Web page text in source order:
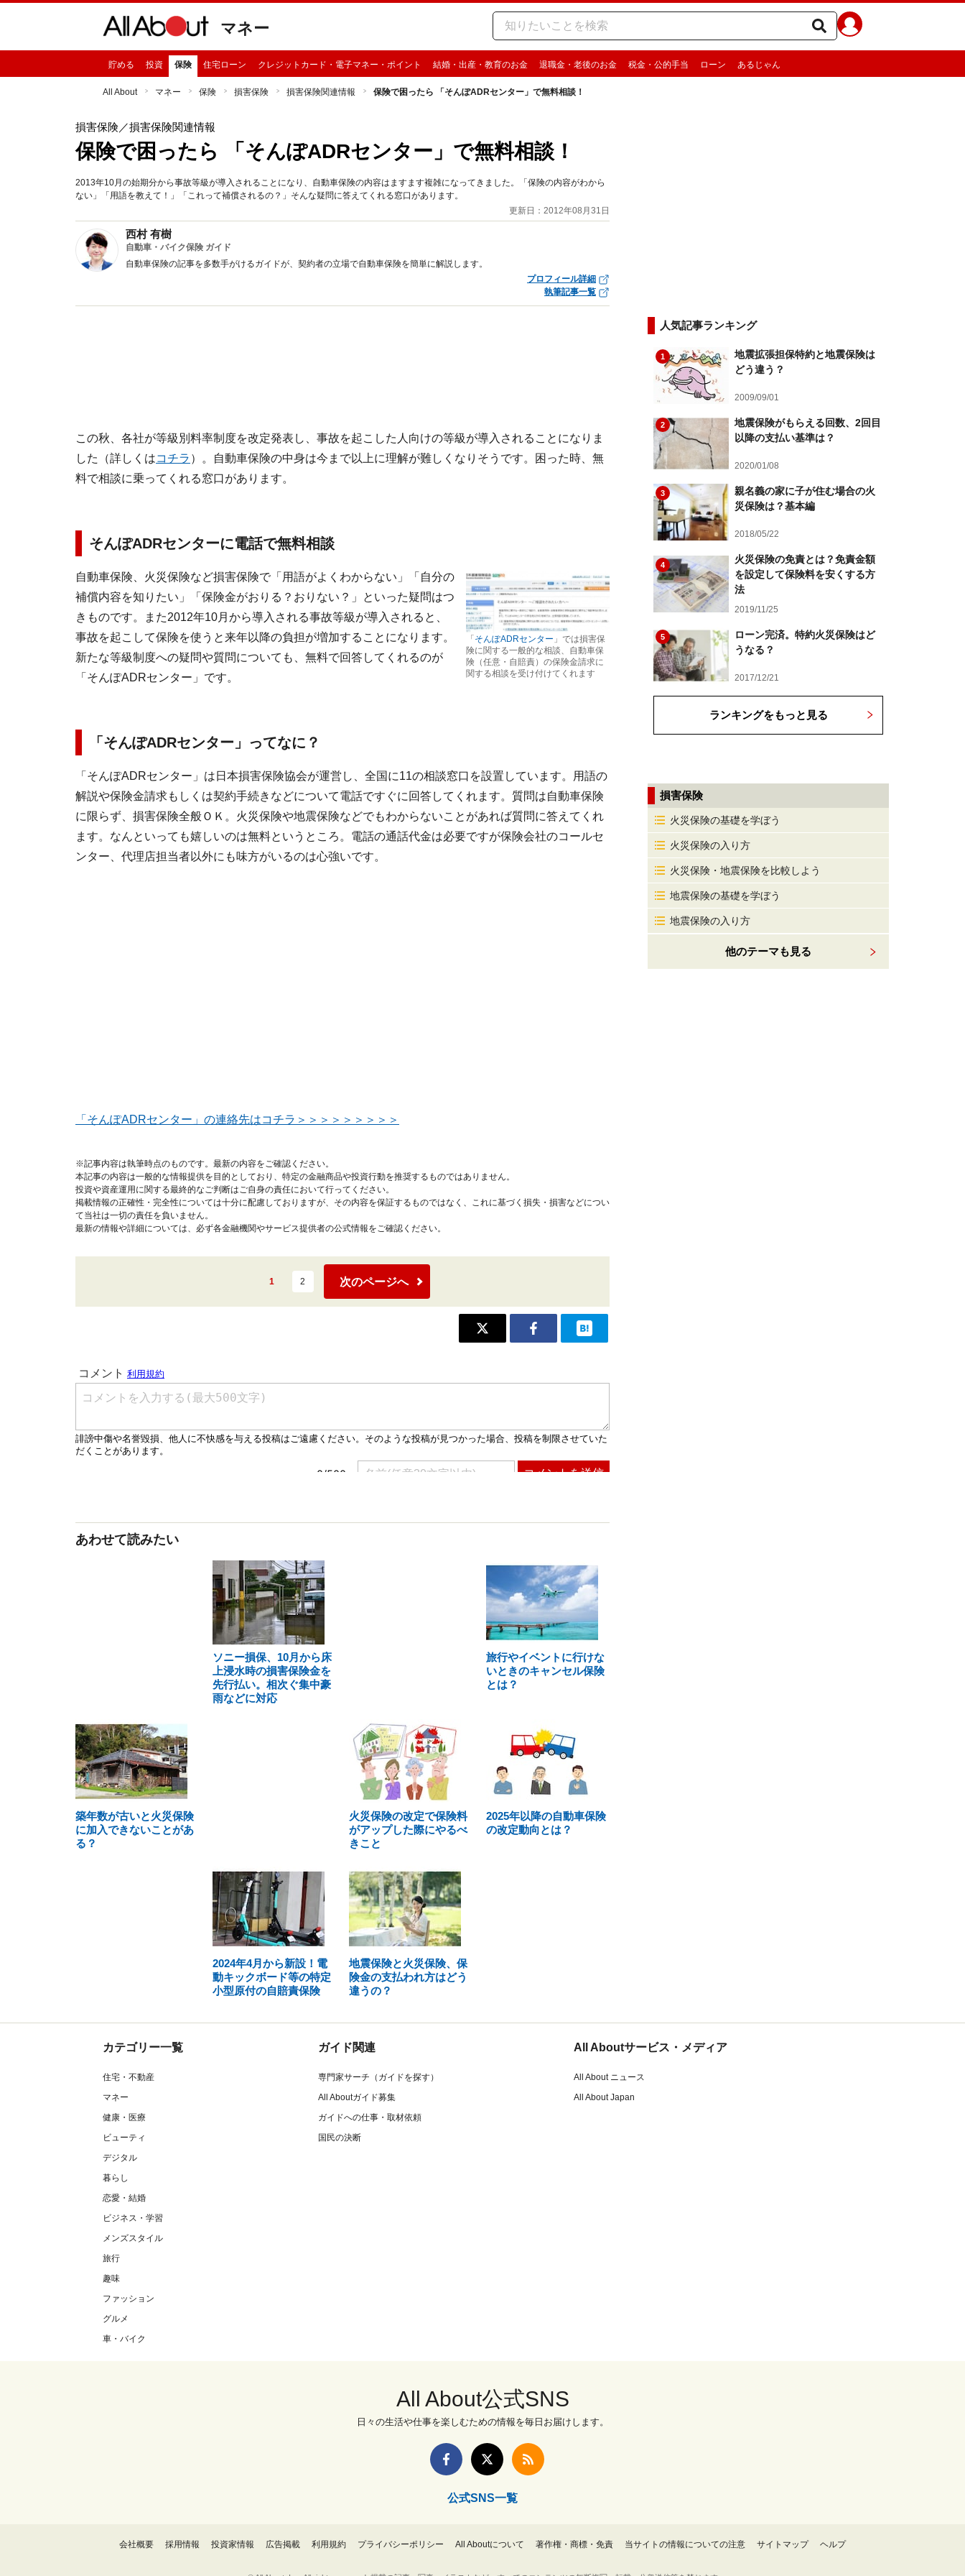
マネー
貯める 投資 保険 住宅ローン クレジットカード・電子マネー・ポイント 結婚・出産・教育のお金 退職金・老後のお金 税金・公的手当 ローン あるじゃん
All About マネー 保険 損害保険 損害保険関連情報 保険で困ったら 「そんぽADRセンター」で無料相談！
損害保険／損害保険関連情報
保険で困ったら 「そんぽADRセンター」で無料相談！
2013年10月の始期分から事故等級が導入されることになり、自動車保険の内容はますます複雑になってきました。「保険の内容がわから
ない」「用語を教えて！」「これって補償されるの？」そんな疑問に答えてくれる窓口があります。
更新日：2012年08月31日
西村 有樹
自動車・バイク保険 ガイド
自動車保険の記事を多数手がけるガイドが、契約者の立場で自動車保険を簡単に解説します。
プロフィール詳細
執筆記事一覧
この秋、各社が等級別料率制度を改定発表し、事故を起こした人向けの等級が導入されることになりま
した（詳しくはコチラ ）。自動車保険の中身は今まで以上に理解が難しくなりそうです。困った時、無
料で相談に乗ってくれる窓口があります。
そんぽADRセンターに電話で無料相談
「 そんぽADRセンター 」では損害保
険に関する一般的な相談、自動車保
険（任意・自賠責）の保険金請求に
関する相談を受け付けてくれます
自動車保険、火災保険など損害保険で「用語がよくわからない」「自分の
補償内容を知りたい」「保険金がおりる？おりない？」といった疑問はつ
きものです。また2012年10月から導入される事故等級が導入されると、
事故を起こして保険を使うと来年以降の負担が増加することになります。
新たな等級制度への疑問や質問についても、無料で回答してくれるのが
「そんぽADRセンター」です。
「そんぽADRセンター」ってなに？
「そんぽADRセンター」は日本損害保険協会が運営し、全国に11の相談窓口を設置しています。用語の
解説や保険金請求もしくは契約手続きなどについて電話ですぐに回答してくれます。質問は自動車保険
に限らず、損害保険全般ＯＫ。火災保険や地震保険などでもわからないことがあれば質問に答えてくれ
ます。なんといっても嬉しいのは無料というところ。電話の通話代金は必要ですが保険会社のコールセ
ンター、代理店担当者以外にも味方がいるのは心強いです。
「そんぽADRセンター」の連絡先はコチラ＞＞＞＞＞＞＞＞＞
※記事内容は執筆時点のものです。最新の内容をご確認ください。
本記事の内容は一般的な情報提供を目的としており、特定の金融商品や投資行動を推奨するものではありません。
投資や資産運用に関する最終的なご判断はご自身の責任において行ってください。
掲載情報の正確性・完全性については十分に配慮しておりますが、その内容を保証するものではなく、これに基づく損失・損害などについ
て当社は一切の責任を負いません。
最新の情報や詳細については、必ず各金融機関やサービス提供者の公式情報をご確認ください。
1 2 次のページへ
あわせて読みたい
ソニー損保、10月から床
上浸水時の損害保険金を
先行払い。相次ぐ集中豪
雨などに対応
旅行やイベントに行けな
いときのキャンセル保険
とは？
築年数が古いと火災保険
に加入できないことがあ
る？
火災保険の改定で保険料
がアップした際にやるべ
きこと
2025年以降の自動車保険
の改定動向とは？
2024年4月から新設！電
動キックボード等の特定
小型原付の自賠責保険
地震保険と火災保険、保
険金の支払われ方はどう
違うの？
人気記事ランキング
1
地震拡張担保特約と地震保険は
どう違う？
2009/09/01
2
地震保険がもらえる回数、2回目
以降の支払い基準は？
2020/01/08
3
親名義の家に子が住む場合の火
災保険は？基本編
2018/05/22
4
火災保険の免責とは？免責金額
を設定して保険料を安くする方
法
2019/11/25
5
ローン完済。特約火災保険はど
うなる？
2017/12/21
ランキングをもっと見る
損害保険
火災保険の基礎を学ぼう
火災保険の入り方
火災保険・地震保険を比較しよう
地震保険の基礎を学ぼう
地震保険の入り方
他のテーマも見る
カテゴリー一覧
住宅・不動産
マネー
健康・医療
ビューティ
デジタル
暮らし
恋愛・結婚
ビジネス・学習
メンズスタイル
旅行
趣味
ファッション
グルメ
車・バイク
ガイド関連
専門家サーチ（ガイドを探す）
All Aboutガイド募集
ガイドへの仕事・取材依頼
国民の決断
All Aboutサービス・メディア
All About ニュース
All About Japan
All About公式SNS
日々の生活や仕事を楽しむための情報を毎日お届けします。
公式SNS一覧
会社概要 採用情報 投資家情報 広告掲載 利用規約 プライバシーポリシー All Aboutについて 著作権・商標・免責 当サイトの情報についての注意 サイトマップ ヘルプ